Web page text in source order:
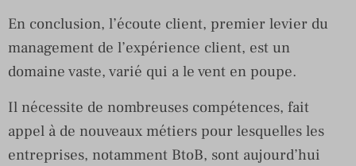
En conclusion, l’écoute client, premier levier du
management de l’expérience client, est un
domaine vaste, varié qui a le vent en poupe.
Il nécessite de nombreuses compétences, fait
appel à de nouveaux métiers pour lesquelles les
entreprises, notamment BtoB, sont aujourd’hui